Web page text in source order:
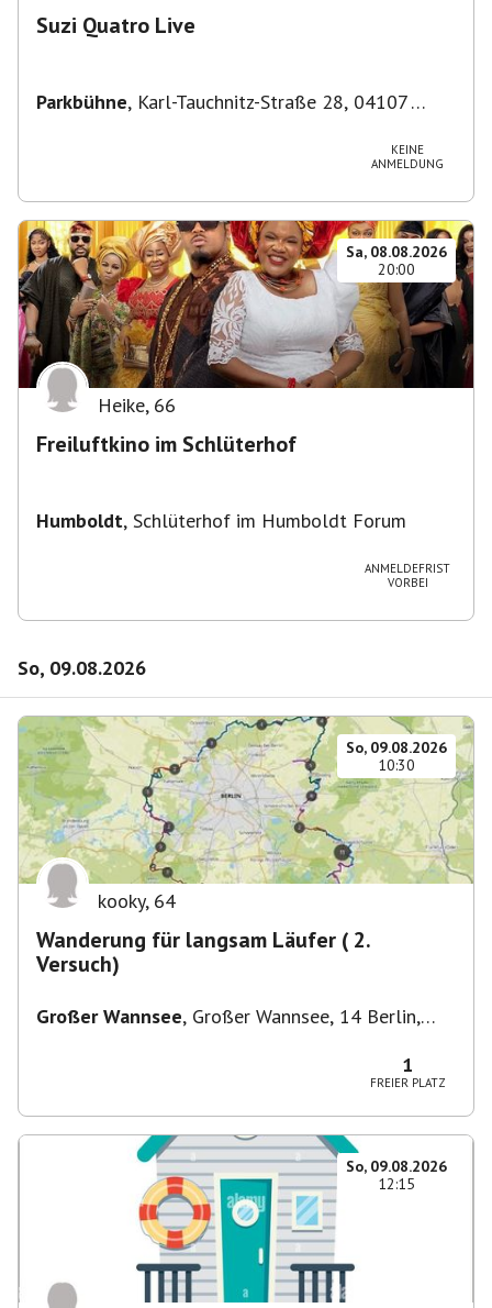
Suzi Quatro Live
Parkbühne, Karl-Tauchnitz-Straße 28, 04107
KEINE
ANMELDUNG
Sa, 08.08.2026
20:00
Heike, 66
Freiluftkino im Schlüterhof
Humboldt, Schlüterhof im Humboldt Forum
ANMELDEFRIST
VORBEI
So, 09.08.2026
So, 09.08.2026
10:30
kooky, 64
Wanderung für langsam Läufer ( 2.
Versuch)
Großer Wannsee, Großer Wannsee, 14 Berlin,
1
FREIER PLATZ
So, 09.08.2026
12:15